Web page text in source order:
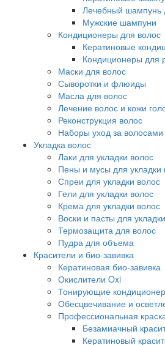
Лечебный шампунь
Мужские шампуни
Кондиционеры для волос
Кератиновые
Кондиционеры для
Маски для волос
Сыворотки и флюиды
Масла для волос
Лечение волос и кожи
Реконструкция волос
Наборы уход за волосами
Укладка волос
Лаки для укладки волос
Пены и мусы для укладки
Спреи для укладки волос
Гели для укладки волос
Крема для укладки волос
Воски и пасты для
Термозащита для волос
Пудра для объема
Красители и био-завивка
Кератиновая био-завивка
Окислители Oxi
Тонирующие
Обесцвечивание и
Профессиональная
Безамиачный
Кератиновый